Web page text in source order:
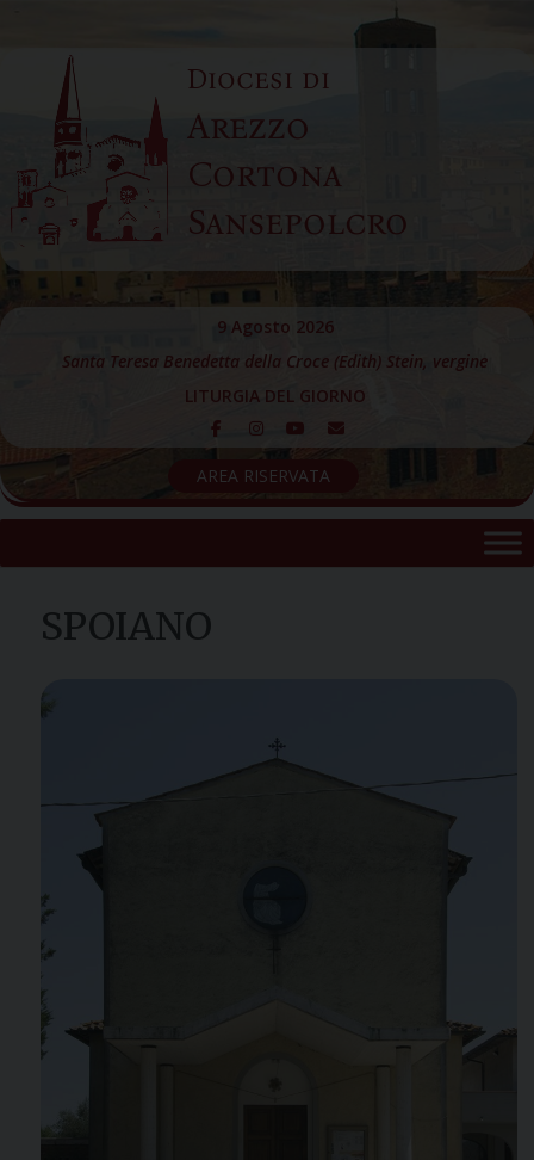
content
Diocesi di
Arezzo
Cortona
Sansepolcro
9 Agosto 2026
Santa Teresa Benedetta della Croce (Edith) Stein, vergine
LITURGIA DEL GIORNO
AREA RISERVATA
SPOIANO